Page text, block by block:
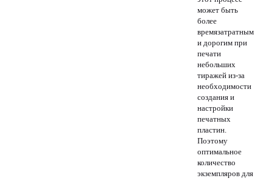
может быть
более
времязатратным
и дорогим при
печати
небольших
тиражей из-за
необходимости
создания и
настройки
печатных
пластин.
Поэтому
оптимальное
количество
экземпляров для